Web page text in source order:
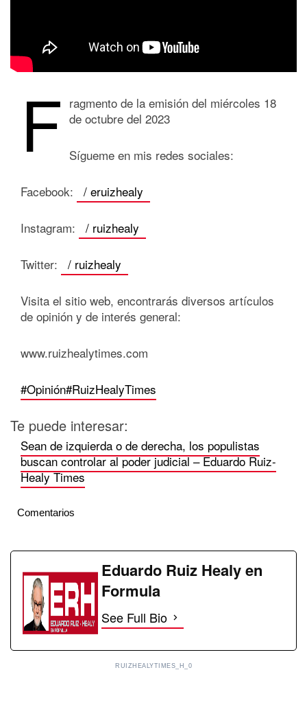
F ragmento de la emisión del miércoles 18
de octubre del 2023
Sígueme en mis redes sociales:
Facebook: / eruizhealy
Instagram: / ruizhealy
Twitter: / ruizhealy
Visita el sitio web, encontrarás diversos artículos
de opinión y de interés general:
www.ruizhealytimes.com
#Opinión#RuizHealyTimes
Te puede interesar:
Sean de izquierda o de derecha, los populistas
buscan controlar al poder judicial – Eduardo Ruiz-
Healy Times
Comentarios
Eduardo Ruiz Healy en
Formula
See Full Bio
RUIZHEALYTIMES_H_0